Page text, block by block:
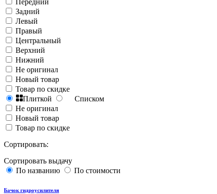
Передний
Задний
Левый
Правый
Центральный
Верхний
Нижний
Не оригинал
Новый товар
Товар по скидке
Плиткой
Списком
Не оригинал
Новый товар
Товар по скидке
Сортировать:
Сортировать выдачу
По названию
По стоимости
Бачок гидроусилителя